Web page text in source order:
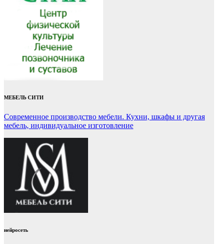
МЕБЕЛЬ СИТИ
Современное производство мебели. Кухни, шкафы и другая
мебель, индивидуальное изготовление
нейросеть